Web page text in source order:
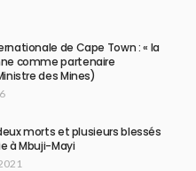
de Cape Town : « la
comme partenaire
des Mines)
morts et plusieurs blessés
à Mbuji-Mayi